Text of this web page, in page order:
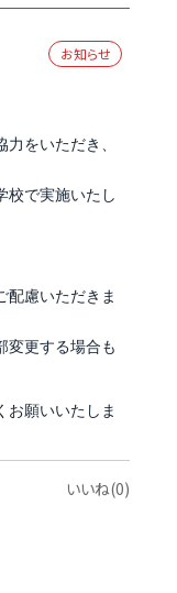
お知らせ
をいただき、
校で実施いたし
配慮いただきま
変更する場合も
お願いいたしま
いいね(0)